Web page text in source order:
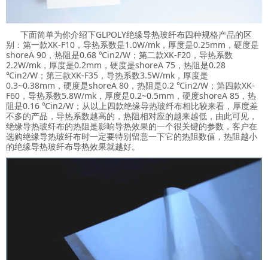
下面简单为你介绍下GLPOLY绝缘导热玻纤布四种规格产品的区
别：第一款XK-F10，导热系数是1.0W/mk，厚度是0.25mm，硬度是
shoreA 90，热阻是0.68 ℃in2/W；第二款XK-F20，导热系数
2.2W/mk，厚度是0.2mm，硬度是shoreA 75，热阻是0.28
℃in2/W；第三款XK-F35，导热系数3.5W/mk，厚度是
0.3~0.38mm，硬度是shoreA 80，热阻是0.2 ℃in2/W；第四款XK-
F60，导热系数5.8W/mk，厚度是0.2~0.5mm，硬度shoreA 85，热
阻是0.16 ℃in2/W；从以上四款绝缘导热玻纤布相比较来看，厚度差
不多的产品，导热系数越高的，热阻相对应的越来越低，由此可见，
绝缘导热玻纤布的热阻是影响导热效果的一个很关键的参数，客户在
选购绝缘导热玻纤布时一定要特别留意一下它的热阻数值，热阻越小
的绝缘导热玻纤布导热效果就越好。